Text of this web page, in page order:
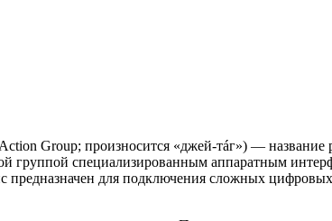
Group; произносится «джей-тáг») —
группой специализированным аппаратным
предназначен для подключения сложных